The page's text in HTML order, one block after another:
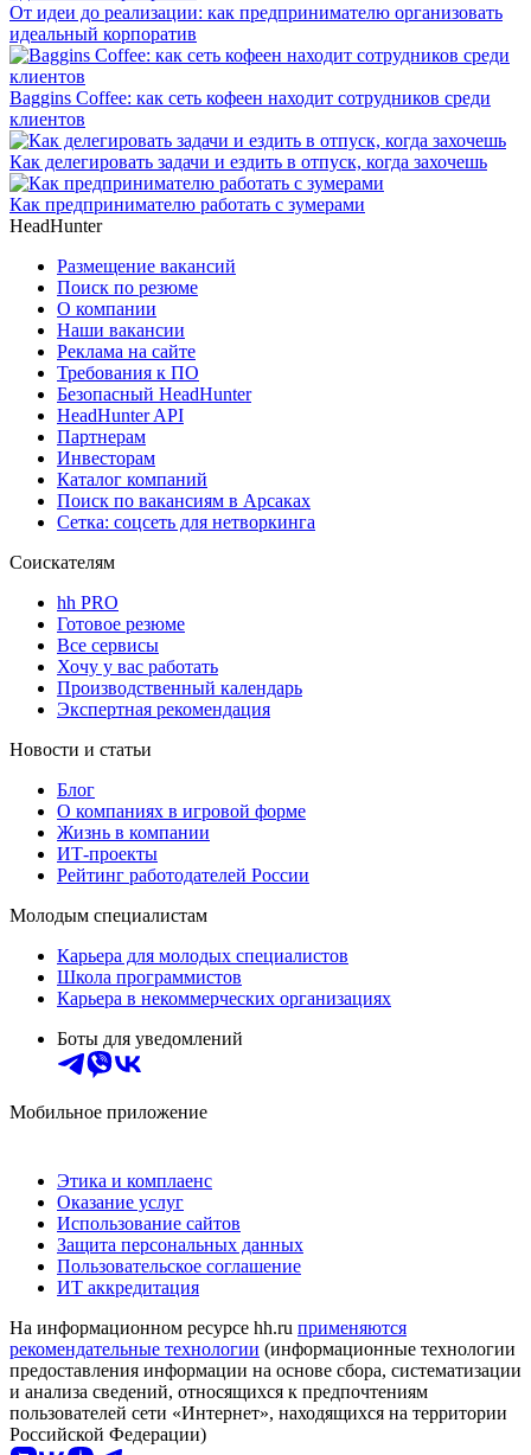
От идеи до реализации: как предпринимателю организовать
идеальный корпоратив
Baggins Coffee: как сеть кофеен находит сотрудников среди
клиентов
Как делегировать задачи и ездить в отпуск, когда захочешь
Как предпринимателю работать с зумерами
HeadHunter
Размещение вакансий
Поиск по резюме
О компании
Наши вакансии
Реклама на сайте
Требования к ПО
Безопасный HeadHunter
HeadHunter API
Партнерам
Инвесторам
Каталог компаний
Поиск по вакансиям в Арсаках
Сетка: соцсеть для нетворкинга
Соискателям
hh PRO
Готовое резюме
Все сервисы
Хочу у вас работать
Производственный календарь
Экспертная рекомендация
Новости и статьи
Блог
О компаниях в игровой форме
Жизнь в компании
ИТ-проекты
Рейтинг работодателей России
Молодым специалистам
Карьера для молодых специалистов
Школа программистов
Карьера в некоммерческих организациях
Боты для уведомлений
Мобильное приложение
Этика и комплаенс
Оказание услуг
Использование сайтов
Защита персональных данных
Пользовательское соглашение
ИТ аккредитация
На информационном ресурсе hh.ru применяются
рекомендательные технологии (информационные технологии
предоставления информации на основе сбора, систематизации
и анализа сведений, относящихся к предпочтениям
пользователей сети «Интернет», находящихся на территории
Российской Федерации)